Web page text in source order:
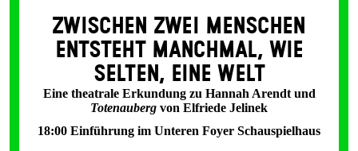
ZWISCHEN ZWEI MENSCHEN
ENT­STEHT MANCH­MAL, WIE
SELTEN, EINE WELT
Eine theatrale Erkundung zu Hannah Arendt und
Totenauberg von Elfriede Jelinek
18:00 Einführung im Unteren Foyer Schauspielhaus